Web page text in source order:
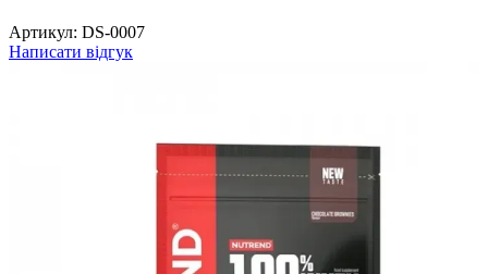
Артикул: DS-0007
Написати відгук